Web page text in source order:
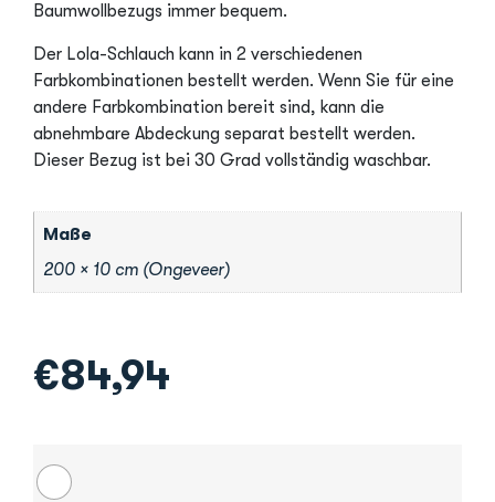
Baumwollbezugs immer bequem.
Der Lola-Schlauch kann in 2 verschiedenen
Farbkombinationen bestellt werden. Wenn Sie für eine
andere Farbkombination bereit sind, kann die
abnehmbare Abdeckung separat bestellt werden.
Dieser Bezug ist bei 30 Grad vollständig waschbar.
Maße
200 × 10 cm (Ongeveer)
€84,94